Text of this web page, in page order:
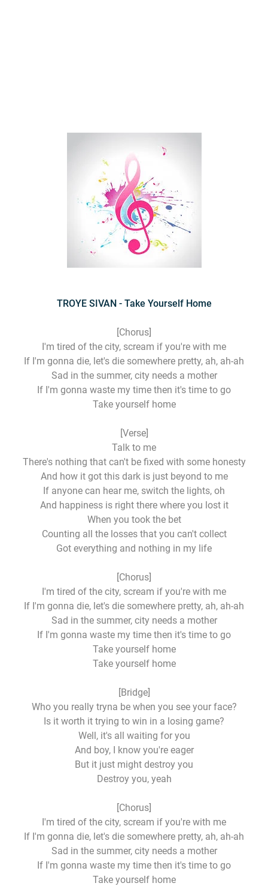
TROYE SIVAN - Take Yourself Home
[Chorus]
I'm tired of the city, scream if you're with me
If I'm gonna die, let's die somewhere pretty, ah, ah-ah
Sad in the summer, city needs a mother
If I'm gonna waste my time then it's time to go
Take yourself home
[Verse]
Talk to me
There's nothing that can't be fixed with some honesty
And how it got this dark is just beyond to me
If anyone can hear me, switch the lights, oh
And happiness is right there where you lost it
When you took the bet
Counting all the losses that you can't collect
Got everything and nothing in my life
[Chorus]
I'm tired of the city, scream if you're with me
If I'm gonna die, let's die somewhere pretty, ah, ah-ah
Sad in the summer, city needs a mother
If I'm gonna waste my time then it's time to go
Take yourself home
Take yourself home
[Bridge]
Who you really tryna be when you see your face?
Is it worth it trying to win in a losing game?
Well, it's all waiting for you
And boy, I know you're eager
But it just might destroy you
Destroy you, yeah
[Chorus]
I'm tired of the city, scream if you're with me
If I'm gonna die, let's die somewhere pretty, ah, ah-ah
Sad in the summer, city needs a mother
If I'm gonna waste my time then it's time to go
Take yourself home